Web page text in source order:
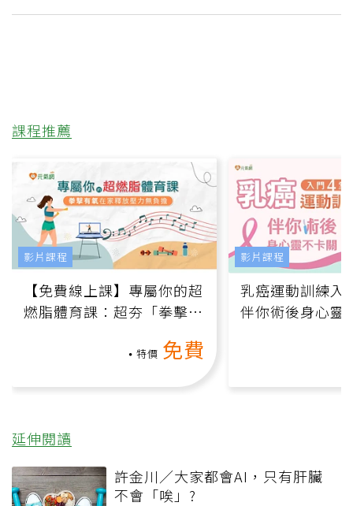
課程推薦
【免費線上課】專屬你的超
燃脂體育課：超夯「拳擊有
特價 免費
影片課程
乳癌運動訓練入
伴你術後身心靈
影片課程
延伸閱讀
許金川／大家都會AI，只有肝臟
不會「唉」?